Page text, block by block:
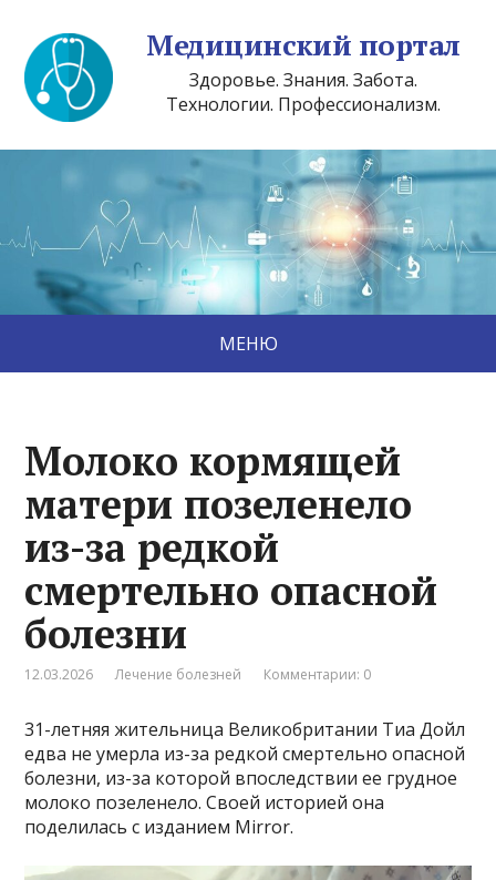
Медицинский портал
Здоровье. Знания. Забота.
Технологии. Профессионализм.
МЕНЮ
Молоко кормящей
матери позеленело
из-за редкой
смертельно опасной
болезни
12.03.2026 Лечение болезней Комментарии: 0
31-летняя жительница Великобритании Тиа Дойл
едва не умерла из-за редкой смертельно опасной
болезни, из-за которой впоследствии ее грудное
молоко позеленело. Своей историей она
поделилась с изданием Mirror.